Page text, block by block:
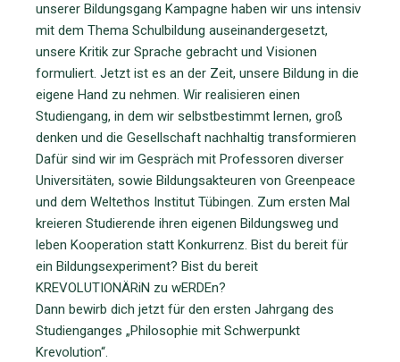
unserer Bildungsgang Kampagne haben wir uns intensiv
mit dem Thema Schulbildung auseinandergesetzt,
unsere Kritik zur Sprache gebracht und Visionen
formuliert. Jetzt ist es an der Zeit, unsere Bildung in die
eigene Hand zu nehmen. Wir realisieren einen
Studiengang, in dem wir selbstbestimmt lernen, groß
denken und die Gesellschaft nachhaltig transformieren
Dafür sind wir im Gespräch mit Professoren diverser
Universitäten, sowie Bildungsakteuren von Greenpeace
und dem Weltethos Institut Tübingen. Zum ersten Mal
kreieren Studierende ihren eigenen Bildungsweg und
leben Kooperation statt Konkurrenz. Bist du bereit für
ein Bildungsexperiment? Bist du bereit
KREVOLUTIONÄRiN zu wERDEn?
Dann bewirb dich jetzt für den ersten Jahrgang des
Studienganges „Philosophie mit Schwerpunkt
Krevolution“.